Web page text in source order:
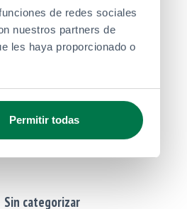
de redes sociales
nuestros partners de
les haya proporcionado o
Permitir todas
Sin categorizar
Impulsa la
Napa Con
Sin categorizar